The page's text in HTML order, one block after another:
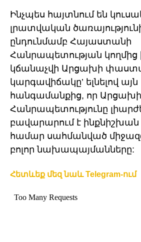
Ինչպես հայտնում են
լրատվական
ընդունմամբ Հայաստանի
Հանրապետության կողմից
կճանաչվի Արցախի
կարգավիճակը’ ելնելով այն
հանգամանքից, որ Արցախի
Հանրապետությունը
բավարարում է
համար սահմանված
բոլոր նախապայմանները:
Հետևեք մեզ նաև Telegram-ում